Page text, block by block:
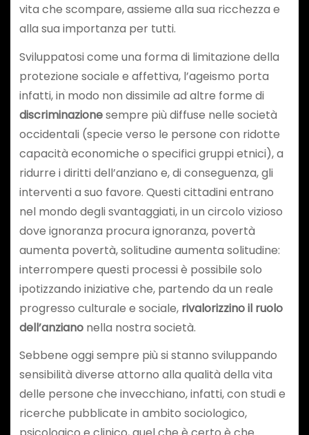
vita che scompare, assieme alla sua ricchezza e
alla sua importanza per tutti.
Sviluppatosi come una forma di limitazione della
protezione sociale e affettiva, l’ageismo porta
infatti, in modo non dissimile ad altre forme di
discriminazionesempre più diffuse nelle società
occidentali (specie verso le persone con ridotte
capacità economiche o specifici gruppi etnici), a
ridurre i diritti dell’anziano e, di conseguenza, gli
interventi a suo favore. Questi cittadini entrano
nel mondo degli svantaggiati, in un circolo vizioso
dove ignoranza procura ignoranza, povertà
aumenta povertà, solitudine aumenta solitudine:
interrompere questi processi è possibile solo
ipotizzando iniziative che, partendo da un reale
progresso culturale e sociale, rivalorizzino il ruolo
dell’anzianonella nostra società.
Sebbene oggi sempre più si stanno sviluppando
sensibilità diverse attorno alla qualità della vita
delle persone che invecchiano, infatti, con studi e
ricerche pubblicate in ambito sociologico,